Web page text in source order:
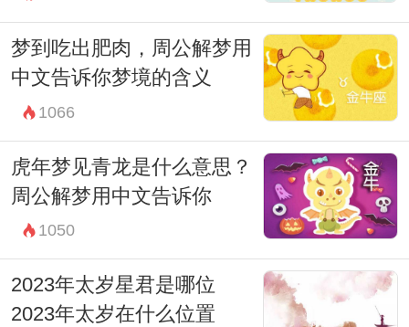
梦到吃出肥肉，周公解梦用
中文告诉你梦境的含义
1066
虎年梦见青龙是什么意思？
周公解梦用中文告诉你
1050
2023年太岁星君是哪位
2023年太岁在什么位置